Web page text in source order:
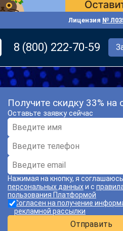
Лицензия №
8 (800) 222-70-59
Получите скидку 33% на
Оставьте заявку сейчас
Нажимая на кнопку, я
персональных данныхи с
пользования Платформой
Согласен на получение
рекламной рассылки
Отправить